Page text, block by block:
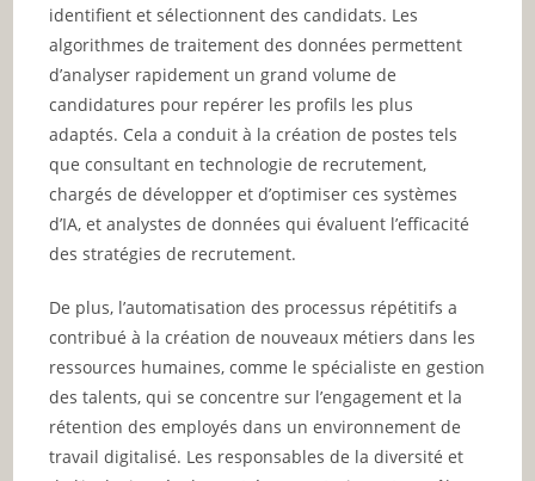
identifient et sélectionnent des candidats. Les
algorithmes de traitement des données permettent
d’analyser rapidement un grand volume de
candidatures pour repérer les profils les plus
adaptés. Cela a conduit à la création de postes tels
que consultant en technologie de recrutement,
chargés de développer et d’optimiser ces systèmes
d’IA, et analystes de données qui évaluent l’efficacité
des stratégies de recrutement.
De plus, l’automatisation des processus répétitifs a
contribué à la création de nouveaux métiers dans les
ressources humaines, comme le spécialiste en gestion
des talents, qui se concentre sur l’engagement et la
rétention des employés dans un environnement de
travail digitalisé. Les responsables de la diversité et